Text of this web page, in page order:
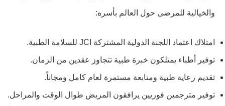
والخيالية للمرضى حول العالم بأسره:
امتلاك اعتماد اللجنة الدولية المشتركة JCI للسلامة الطبية.
توفير أطباء يمتلكون خبرة طبية تتجاوز عقدين من الزمان.
تقديم رعاية طبية ومتابعة مستمرة لعام كامل ومجاناً.
توفير مترجمين فوريين يرافقون المريض طوال الوقت والمراحل.